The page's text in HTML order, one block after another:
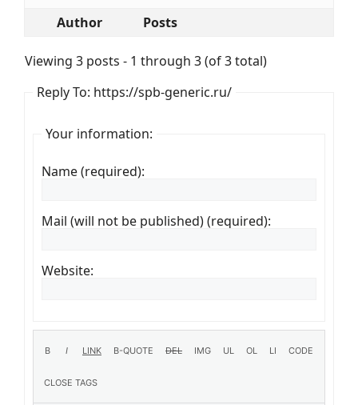
Author
Posts
Viewing 3 posts - 1 through 3 (of 3 total)
Reply To: https://spb-generic.ru/
Your information:
Name (required):
Mail (will not be published) (required):
Website: